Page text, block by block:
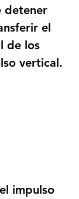
detener
el
de los
vertical.
impulso